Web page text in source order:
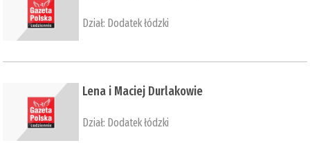
Dział: Dodatek łódzki
​Lena i Maciej Durlakowie
Dział: Dodatek łódzki